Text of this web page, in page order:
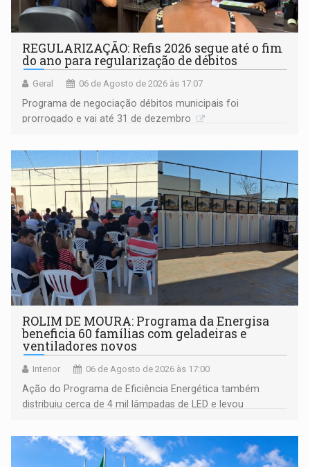
REGULARIZAÇÃO: Refis 2026 segue até o fim
do ano para regularização de débitos
Geral 06 de Agosto de 2026 às 17:07
Programa de negociação débitos municipais foi
prorrogado e vai até 31 de dezembro
ROLIM DE MOURA: Programa da Energisa
beneficia 60 famílias com geladeiras e
ventiladores novos
Interior 06 de Agosto de 2026 às 17:00
Ação do Programa de Eficiência Energética também
distribuiu cerca de 4 mil lâmpadas de LED e levou
comunidade